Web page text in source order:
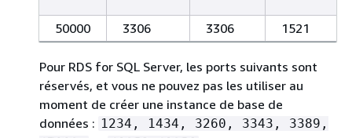
50000 3306 3306 1521
Pour RDS for SQL Server, les ports suivants sont
réservés, et vous ne pouvez pas les utiliser au
moment de créer une instance de base de
données : 1234, 1434, 3260, 3343, 3389,